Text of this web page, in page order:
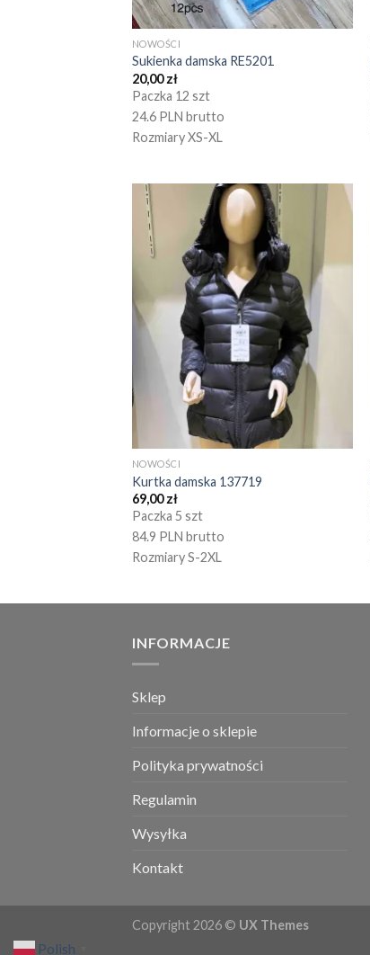
NOWOŚCI
Sukienka damska RE5201
20,00zł
Paczka 12 szt
24.6 PLN brutto
Rozmiary XS-XL
NOWOŚCI
Kurtka damska 137719
69,00zł
Paczka 5 szt
84.9 PLN brutto
Rozmiary S-2XL
INFORMACJE
Sklep
Informacje o sklepie
Polityka prywatności
Regulamin
Wysyłka
Kontakt
Copyright 2026 © UX Themes
Polish